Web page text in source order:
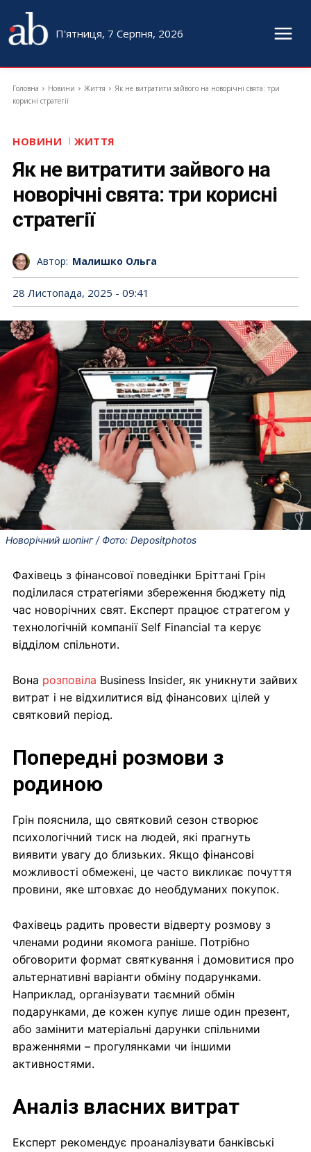
П'ятниця, 7 Серпня, 2026
Головна Новини Життя
Як не витратити зайвого на новорічні свята: три
корисні стратегії
НОВИНИ ЖИТТЯ
Як не витратити зайвого на
новорічні свята: три корисні
стратегії
Автор: Малишко Ольга
28 Листопада, 2025 - 09:41
Новорічний шопінг / Фото: Depositphotos
Фахівець з фінансової поведінки Бріттані Грін
поділилася стратегіями збереження бюджету під
час новорічних свят. Експерт працює стратегом у
технологічній компанії Self Financial та керує
відділом спільноти.
Вона розповіла Business Insider, як уникнути зайвих
витрат і не відхилитися від фінансових цілей у
святковий період.
Попередні розмови з
родиною
Грін пояснила, що святковий сезон створює
психологічний тиск на людей, які прагнуть
виявити увагу до близьких. Якщо фінансові
можливості обмежені, це часто викликає почуття
провини, яке штовхає до необдуманих покупок.
Фахівець радить провести відверту розмову з
членами родини якомога раніше. Потрібно
обговорити формат святкування і домовитися про
альтернативні варіанти обміну подарунками.
Наприклад, організувати таємний обмін
подарунками, де кожен купує лише один презент,
або замінити матеріальні дарунки спільними
враженнями – прогулянками чи іншими
активностями.
Аналіз власних витрат
Експерт рекомендує проаналізувати банківські